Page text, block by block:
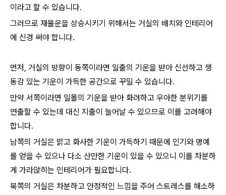
이라고 할 수 있습니다.
그러므로 재물운을 상승시키기 위해서는 거실의 배치와 인테리어
에 신경 써야 합니다.
먼저, 거실의 방향이 동쪽이라면 일출의 기운을 받아 신선하고 생
동감 있는 기운이 가득한 공간으로 꾸밀 수 있습니다.
만약 서쪽이라면 일몰의 기운을 받아 화려하고 우아한 분위기를
연출할 수 있는데 대신 지출이 늘어날 수 있으므로 이를 고려해야
합니다.
남쪽의 거실은 밝고 화사한 기운이 가득하기 때문에 인기와 명예
를 얻을 수 있으나 다소 산만한 기운이 있을 수 있으니 이를 차분하
게 가라앉히는 인테리어가 필요합니다.
북쪽의 거실은 차분하고 안정적인 느낌을 주어 스트레스를 해소하